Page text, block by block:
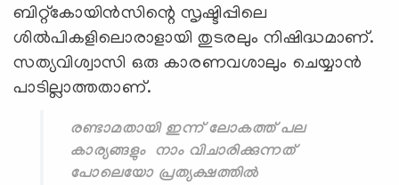
ബിറ്റ്കോയിൻസിന്റെ സൃഷ്ടിപ്പിലെ
ശിൽപികളിലൊരാളായി തുടരലും നിഷിദ്ധമാണ്.
സത്യവിശ്വാസി ഒരു കാരണവശാലും ചെയ്യാൻ
പാടില്ലാത്തതാണ്.
രണ്ടാമതായി ഇന്ന് ലോകത്ത് പല
കാര്യങ്ങളും നാം വിചാരിക്കുന്നത്
പോലെയോ പ്രത്യക്ഷത്തില്‍